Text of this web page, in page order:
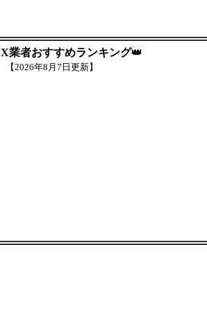
業者おすすめランキング👑
【2026年8月7日更新】